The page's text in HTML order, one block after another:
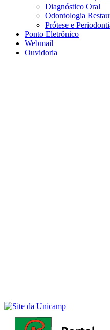
Diagnóstico Oral
Odontologia
Prótese e
Ponto Eletrônico
Webmail
Ouvidoria